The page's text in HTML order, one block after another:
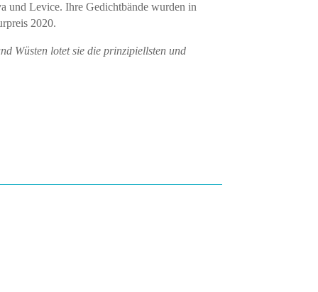
und Levice. Ihre Gedichtbände wurden in
2020.
Wüsten lotet sie die prinzipiellsten und